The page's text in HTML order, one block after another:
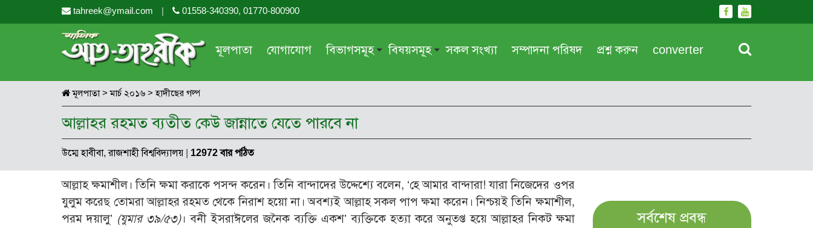
tahreek@ymail.com | 01558-340390, 01770-800900
মূলপাতা যোগাযোগ বিভাগসমূহ
দরসে কুরআন
সাময়িক প্রসঙ্গ
সময়ের ভাবনা
বিষয়সমূহ
পরকাল
নীতি-নৈতিকতা
সকল সংখ্যা সম্পাদনা পরিষদ প্রশ্ন করুন converter
মূলপাতা> মার্চ ২০১৬ > হাদীছের গল্প
আল্লাহর রহমত ব্যতীত কেউ জান্নাতে যেতে পারবে না
উম্মে হাবীবা, রাজশাহী বিশ্ববিদ্যালয়| 12972 বার পঠিত
আল্লাহ ক্ষমাশীল। তিনি ক্ষমা করাকে পসন্দ করেন। তিনি বান্দাদের উদ্দেশ্যে বলেন, ‘হে আমার বান্দারা! যারা নিজেদের ওপর
যুলুম করেছ তোমরা আল্লাহর রহমত থেকে নিরাশ হয়ো না। অবশ্যই আল্লাহ সকল পাপ ক্ষমা করেন। নিশ্চয়ই তিনি ক্ষমাশীল,
পরম দয়ালু’ (যুমার ৩৯/৫৩)। বনী ইসরাঈলের জনৈক ব্যক্তি একশ’ ব্যক্তিকে হত্যা করে অনুতপ্ত হয়ে আল্লাহর নিকট ক্ষমা
সর্বশেষ প্রবন্ধ